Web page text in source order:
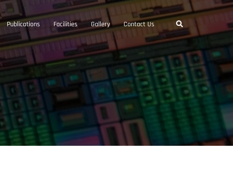
Publications Facilities Gallery Contact Us Search